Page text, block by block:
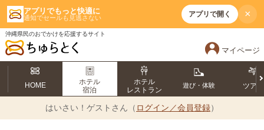
アプリでもっと快適に
通知でセールも見逃さない アプリで開く ×
沖縄県民のおでかけを応援するサイト
マイページ
HOME
ホテル
宿泊
ホテル
レストラン
遊び・体験 ツアー
はいさい！ ゲストさん（ ログイン／会員登録）